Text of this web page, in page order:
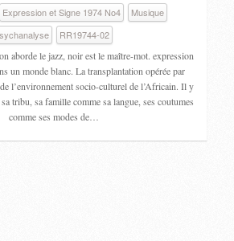
Expression et Signe 1974 No4
Musique
RR19744-02
aborde le jazz, noir est le maître-mot. expression
un monde blanc. La transplantation opérée par
l’environnement socio-culturel de l’Africain. Il y
tribu, sa famille comme sa langue, ses coutumes
comme ses modes de…